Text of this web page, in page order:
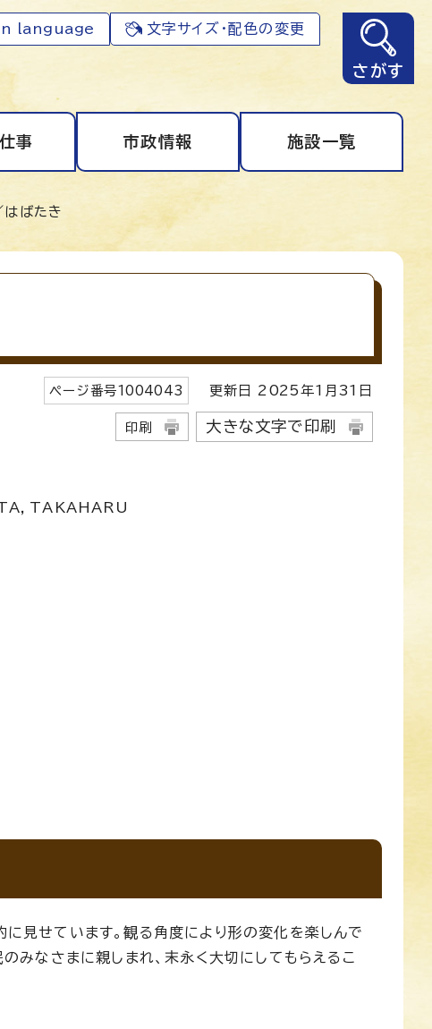
language 文字サイズ・配色の変更
さがす
事 市政情報 施設一覧
ばたき
ページ番号1004043 更新日 2025 年1月 31 日
印刷 大きな文字で印刷
，TAKAHARU
見せています。観る角度により形の変化を楽しんで
みなさまに親しまれ、末永く大切にしてもらえるこ